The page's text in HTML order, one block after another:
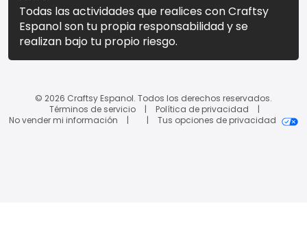
Todas las actividades que realices con Craftsy
Espanol son tu propia responsabilidad y se
realizan bajo tu propio riesgo.
© 2026 Craftsy Espanol. Todos los derechos reservados.
Términos de servicio
Política de privacidad
No vender mi información
Tus opciones de privacidad